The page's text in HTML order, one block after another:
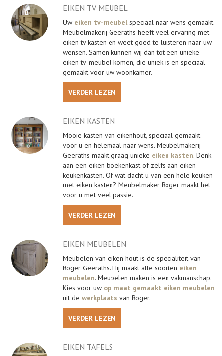
EIKEN TV MEUBEL
Uw eiken tv-meubelspeciaal naar wens gemaakt.
Meubelmakerij Geeraths heeft veel ervaring met
eiken tv kasten en weet goed te luisteren naar uw
wensen. Samen kunnen wij dan tot een unieke
eiken tv-meubel komen, die uniek is en speciaal
gemaakt voor uw woonkamer.
VERDER LEZEN
EIKEN KASTEN
Mooie kasten van eikenhout, speciaal gemaakt
voor u en helemaal naar wens. Meubelmakerij
Geeraths maakt graag unieke eiken kasten. Denk
aan een eiken boekenkast of zelfs aan eiken
keukenkasten. Of wat dacht u van een hele keuken
met eiken kasten? Meubelmaker Roger maakt het
voor u met veel passie.
VERDER LEZEN
EIKEN MEUBELEN
Meubelen van eiken hout is de specialiteit van
Roger Geeraths. Hij maakt alle soorten eiken
meubelen. Meubelen maken is een vakmanschap.
Kies voor uw op maat gemaakt eiken meubelen
uit de werkplaats van Roger.
VERDER LEZEN
EIKEN TAFELS